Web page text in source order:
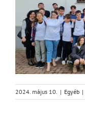
2024. május 10. | Egyéb |